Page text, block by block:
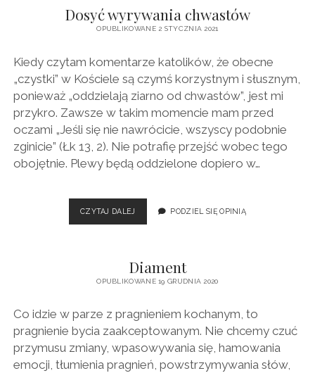
Dosyć wyrywania chwastów
OPUBLIKOWANE 2 STYCZNIA 2021
Kiedy czytam komentarze katolików, że obecne
„czystki” w Kościele są czymś korzystnym i słusznym,
ponieważ „oddzielają ziarno od chwastów”, jest mi
przykro. Zawsze w takim momencie mam przed
oczami „Jeśli się nie nawrócicie, wszyscy podobnie
zginicie” (Łk 13, 2). Nie potrafię przejść wobec tego
obojętnie. Plewy będą oddzielone dopiero w…
CZYTAJ DALEJ DOSYĆ
WYRYWANIA
PODZIEL SIĘ OPINIĄ
Diament
OPUBLIKOWANE 19 GRUDNIA 2020
Co idzie w parze z pragnieniem kochanym, to
pragnienie bycia zaakceptowanym. Nie chcemy czuć
przymusu zmiany, wpasowywania się, hamowania
emocji, tłumienia pragnień, powstrzymywania słów,